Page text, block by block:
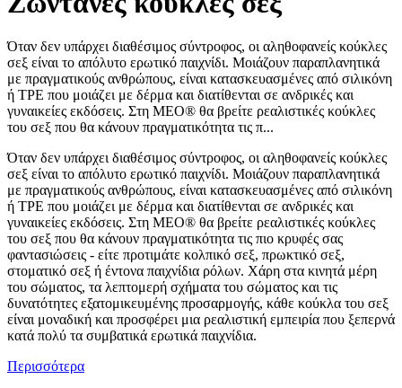
Όταν δεν υπάρχει διαθέσιμος σύντροφος, οι αληθοφανείς κούκλες
σεξ είναι το απόλυτο ερωτικό παιχνίδι. Μοιάζουν παραπλανητικά
με πραγματικούς ανθρώπους, είναι κατασκευασμένες από σιλικόνη
ή TPE που μοιάζει με δέρμα και διατίθενται σε ανδρικές και
γυναικείες εκδόσεις. Στη MEO® θα βρείτε ρεαλιστικές κούκλες
του σεξ που θα κάνουν πραγματικότητα τις π...
Όταν δεν υπάρχει διαθέσιμος σύντροφος, οι αληθοφανείς κούκλες
σεξ είναι το απόλυτο ερωτικό παιχνίδι. Μοιάζουν παραπλανητικά
με πραγματικούς ανθρώπους, είναι κατασκευασμένες από σιλικόνη
ή TPE που μοιάζει με δέρμα και διατίθενται σε ανδρικές και
γυναικείες εκδόσεις. Στη MEO® θα βρείτε ρεαλιστικές κούκλες
του σεξ που θα κάνουν πραγματικότητα τις πιο κρυφές σας
φαντασιώσεις - είτε προτιμάτε κολπικό σεξ, πρωκτικό σεξ,
στοματικό σεξ ή έντονα παιχνίδια ρόλων. Χάρη στα κινητά μέρη
του σώματος, τα λεπτομερή σχήματα του σώματος και τις
δυνατότητες εξατομικευμένης προσαρμογής, κάθε κούκλα του σεξ
είναι μοναδική και προσφέρει μια ρεαλιστική εμπειρία που ξεπερνά
κατά πολύ τα συμβατικά ερωτικά παιχνίδια.
Περισσότερα